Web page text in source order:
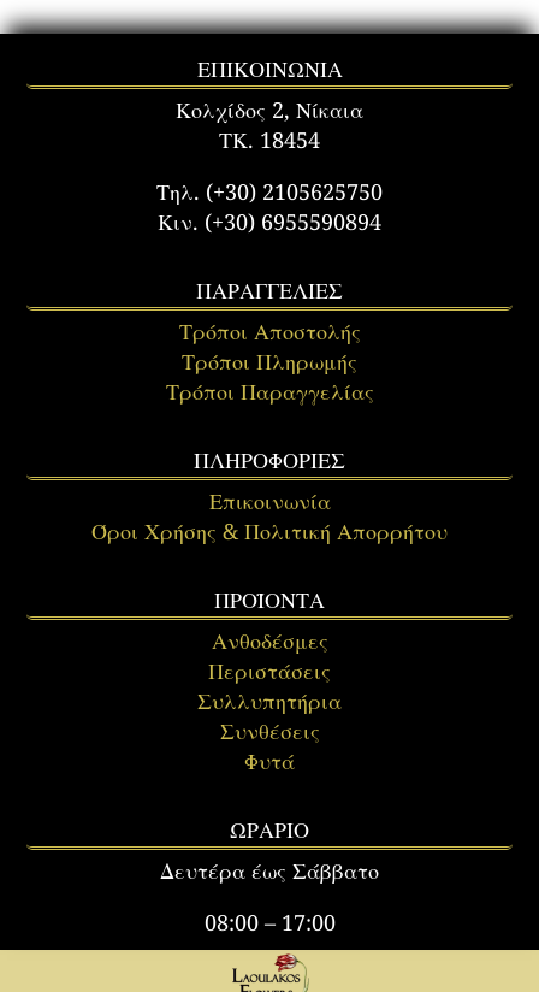
ΕΠΙΚΟΙΝΩΝΙΑ
Κολχίδος 2, Νίκαια
ΤΚ. 18454
Τηλ. (+30) 2105625750
Κιν. (+30) 6955590894
ΠΑΡΑΓΓΕΛΙΕΣ
Τρόποι Αποστολής
Τρόποι Πληρωμής
Τρόποι Παραγγελίας
ΠΛΗΡΟΦΟΡΙΕΣ
Επικοινωνία
Όροι Χρήσης & Πολιτική Απορρήτου
ΠΡΟΪΟΝΤΑ
Ανθοδέσμες
Περιστάσεις
Συλλυπητήρια
Συνθέσεις
Φυτά
ΩΡΑΡΙΟ
Δευτέρα έως Σάββατο
08:00 – 17:00